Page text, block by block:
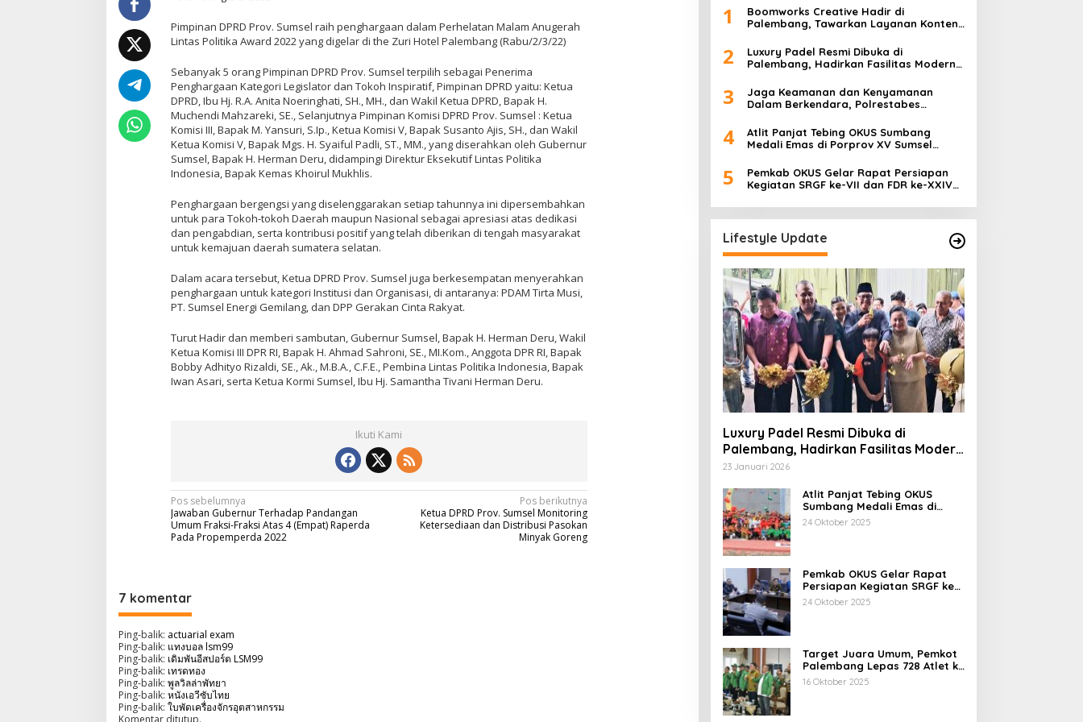
Pimpinan DPRD Prov. Sumsel raih penghargaan dalam Perhelatan Malam Anugerah
Lintas Politika Award 2022 yang digelar di the Zuri Hotel Palembang (Rabu/2/3/22)
Sebanyak 5 orang Pimpinan DPRD Prov. Sumsel terpilih sebagai Penerima
Penghargaan Kategori Legislator dan Tokoh Inspiratif, Pimpinan DPRD yaitu: Ketua
DPRD, Ibu Hj. R.A. Anita Noeringhati, SH., MH., dan Wakil Ketua DPRD, Bapak H.
Muchendi Mahzareki, SE., Selanjutnya Pimpinan Komisi DPRD Prov. Sumsel : Ketua
Komisi III, Bapak M. Yansuri, S.Ip., Ketua Komisi V, Bapak Susanto Ajis, SH., dan Wakil
Ketua Komisi V, Bapak Mgs. H. Syaiful Padli, ST., MM., yang diserahkan oleh Gubernur
Sumsel, Bapak H. Herman Deru, didampingi Direktur Eksekutif Lintas Politika
Indonesia, Bapak Kemas Khoirul Mukhlis.
Penghargaan bergengsi yang diselenggarakan setiap tahunnya ini dipersembahkan
untuk para Tokoh-tokoh Daerah maupun Nasional sebagai apresiasi atas dedikasi
dan pengabdian, serta kontribusi positif yang telah diberikan di tengah masyarakat
untuk kemajuan daerah sumatera selatan.
Dalam acara tersebut, Ketua DPRD Prov. Sumsel juga berkesempatan menyerahkan
penghargaan untuk kategori Institusi dan Organisasi, di antaranya: PDAM Tirta Musi,
PT. Sumsel Energi Gemilang, dan DPP Gerakan Cinta Rakyat.
Turut Hadir dan memberi sambutan, Gubernur Sumsel, Bapak H. Herman Deru, Wakil
Ketua Komisi III DPR RI, Bapak H. Ahmad Sahroni, SE., MI.Kom., Anggota DPR RI, Bapak
Bobby Adhityo Rizaldi, SE., Ak., M.B.A., C.F.E., Pembina Lintas Politika Indonesia, Bapak
Iwan Asari, serta Ketua Kormi Sumsel, Ibu Hj. Samantha Tivani Herman Deru.
Ikuti Kami
N
a
g
a
s
i
p
o
Pos sebelumnya
Jawaban Gubernur Terhadap Pandangan
Umum Fraksi-Fraksi Atas 4 (Empat) Raperda
Pada Propemperda 2022
Pos berikutnya
Ketua DPRD Prov. Sumsel Monitoring
Ketersediaan dan Distribusi Pasokan
Minyak Goreng
7 komentar
Ping-balik: actuarial exam
Ping-balik: แทงบอล lsm99
Ping-balik: เดิมพันอีสปอร์ต LSM99
Ping-balik: เทรดทอง
Ping-balik: พูลวิลล่าพัทยา
Ping-balik: หนังเอวีซับไทย
Ping-balik: ใบพัดเครื่องจักรอุตสาหกรรม
Komentar ditutup.
1
Boomworks Creative Hadir di
Palembang, Tawarkan Layanan Konten
Creator
2
Luxury Padel Resmi Dibuka di
Palembang, Hadirkan Fasilitas Modern
3
Jaga Keamanan dan Kenyamanan
Dalam Berkendara, Polrestabes
2025
4
Atlit Panjat Tebing OKUS Sumbang
Medali Emas di Porprov XV Sumsel
5
Pemkab OKUS Gelar Rapat Persiapan
Kegiatan SRGF ke-VII dan FDR ke-XXIV
Lifestyle Update
Luxury Padel Resmi Dibuka di
Palembang, Hadirkan Fasilitas Modern
Berstandar Nasional
23 Januari 2026
Atlit Panjat Tebing OKUS
Sumbang Medali Emas di
Porprov XV Sumsel Tahun
2025.
24 Oktober 2025
Pemkab OKUS Gelar Rapat
Persiapan Kegiatan SRGF ke-
VII dan FDR ke-XXIV Tahun
2025
24 Oktober 2025
Target Juara Umum, Pemkot
Palembang Lepas 728 Atlet ke
Porprov XV Muba
16 Oktober 2025